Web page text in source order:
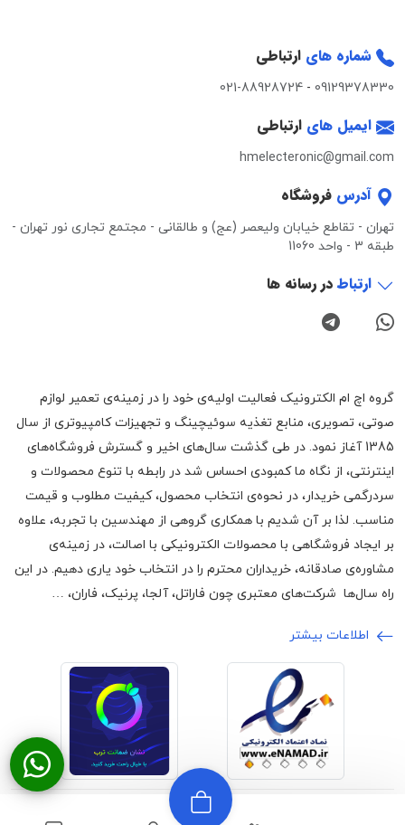
شماره های ارتباطی
09129378330
-
021-88928724
ایمیل های ارتباطی
hmelecteronic@gmail.com
آدرس فروشگاه
تهران - تقاطع خیابان ولیعصر (عج) و طالقانی - مجتمع تجاری نور تهران -
طبقه 3 - واحد 11060
ارتباطدر رسانه ها
گروه اچ ام الکترونیک فعالیت اولیه‌ی خود را در زمینه‌‌ی تعمیر لوازم
صوتی، تصویری، منابع تغذیه سوئیچینگ و تجهیزات کامپیوتری از سال
1385 آغاز نمود. در طی گذشت سال‌های اخیر و گسترش فروشگاه‌های
اینترنتی، از نگاه ما کمبودی احساس شد در رابطه با تنوع محصولات و
سردرگمی خریدار، در نحوه‌ی انتخاب محصول، کیفیت مطلوب و قیمت
مناسب. لذا بر آن شدیم با همکاری گروهی از مهندسین با تجربه، علاوه
بر ایجاد فروشگاهی با محصولات الکترونیکی با اصالت، در زمینه‌ی
مشاوره‌ی صادقانه، خریداران محترم را در انتخاب خود یاری دهیم. در این
راه سال‌ها شرکت‌های معتبری چون فاراتل، آلجا، پرنیک، فاران، …
اطلاعات بیشتر
©2024 تمامی حقوق برای وبسایت اچ ام